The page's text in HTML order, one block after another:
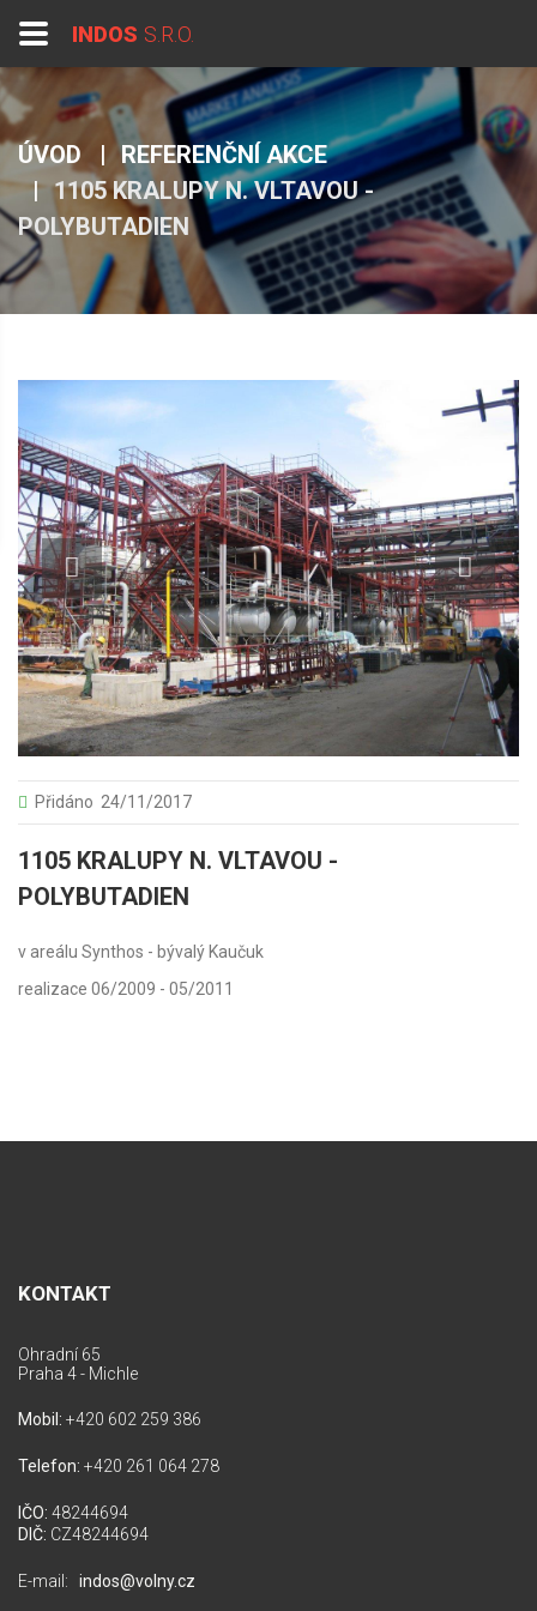
INDOS S.R.O.
ÚVOD
REFERENČNÍ AKCE
1105 KRALUPY N. VLTAVOU -
POLYBUTADIEN
Přidáno 24/11/2017
1105 KRALUPY N. VLTAVOU -
POLYBUTADIEN
v areálu Synthos - bývalý Kaučuk
realizace 06/2009 - 05/2011
KONTAKT
Ohradní 65
Praha 4 - Michle
Mobil: +420 602 259 386
Telefon: +420 261 064 278
IČO: 48244694
DIČ: CZ48244694
E-mail: indos@volny.cz